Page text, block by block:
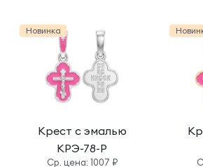
Новинка
Крест с эмалью
КРЭ-78-Р
Cр. цена: 1007 ₽